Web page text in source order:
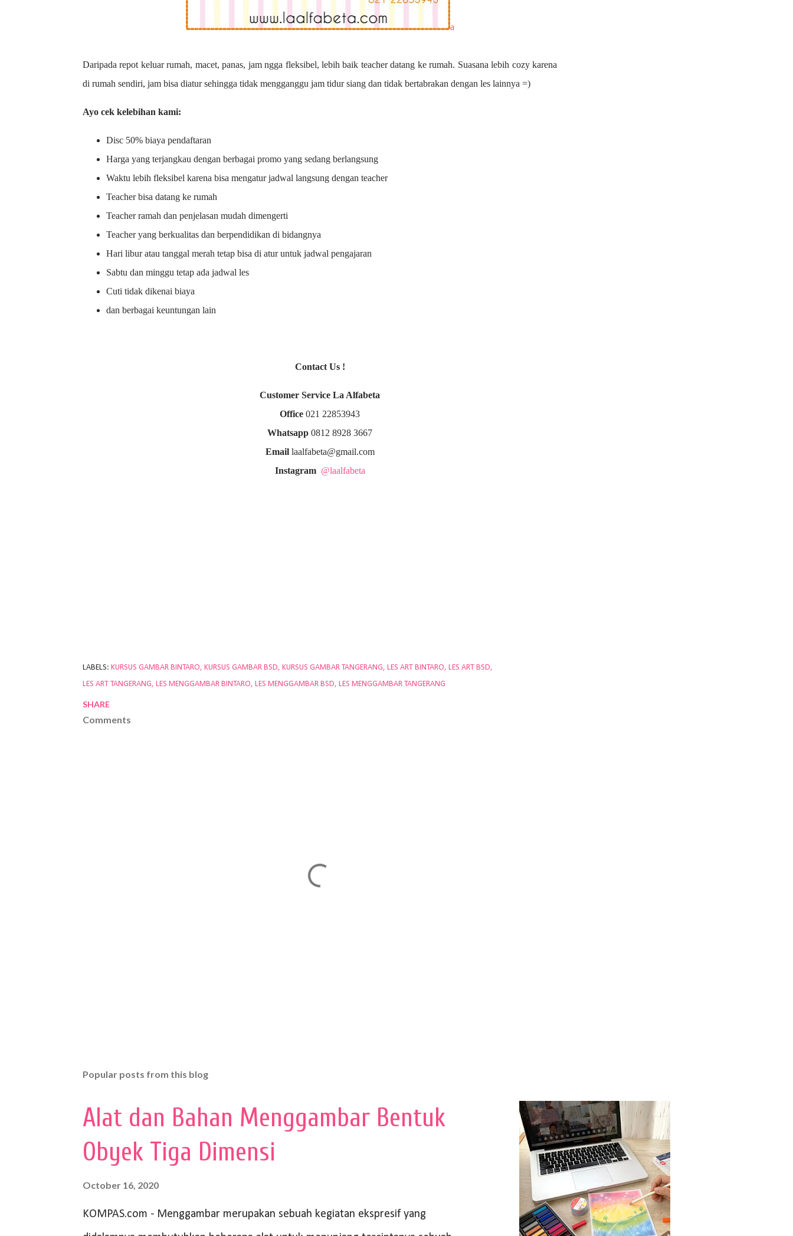
a
Daripada repot keluar rumah, macet, panas, jam ngga fleksibel, lebih baik teacher datang ke rumah. Suasana lebih cozy karena
di rumah sendiri, jam bisa diatur sehingga tidak mengganggu jam tidur siang dan tidak bertabrakan dengan les lainnya =)
Ayo cek kelebihan kami:
Disc 50% biaya pendaftaran
Harga yang terjangkau dengan berbagai promo yang sedang berlangsung
Waktu lebih fleksibel karena bisa mengatur jadwal langsung dengan teacher
Teacher bisa datang ke rumah
Teacher ramah dan penjelasan mudah dimengerti
Teacher yang berkualitas dan berpendidikan di bidangnya
Hari libur atau tanggal merah tetap bisa di atur untuk jadwal pengajaran
Sabtu dan minggu tetap ada jadwal les
Cuti tidak dikenai biaya
dan berbagai keuntungan lain
Contact Us !
Customer Service La Alfabeta
Office 021 22853943
Whatsapp 0812 8928 3667
Emaillaalfabeta@gmail.com
Instagram @laalfabeta
LABELS: KURSUS GAMBAR BINTARO KURSUS GAMBAR BSD KURSUS GAMBAR TANGERANG LES ART BINTARO LES ART BSD
LES ART TANGERANG LES MENGGAMBAR BINTARO LES MENGGAMBAR BSD LES MENGGAMBAR TANGERANG
SHARE
Comments
Popular posts from this blog
Alat dan Bahan Menggambar Bentuk
Obyek Tiga Dimensi
October 16, 2020
KOMPAS.com - Menggambar merupakan sebuah kegiatan ekspresif yang